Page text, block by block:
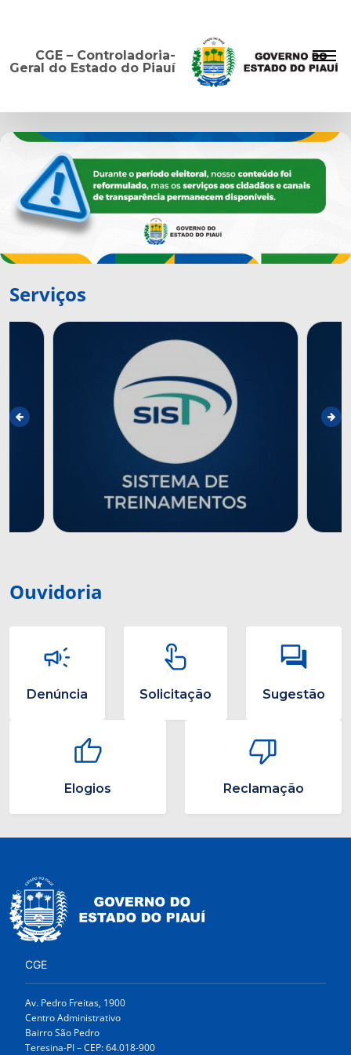
CGE – Controladoria-
Geral do Estado do Piauí
Serviços
Ouvidoria
Denúncia Solicitação Sugestão
Elogios Reclamação
CGE
Av. Pedro Freitas, 1900
Centro Administrativo
Bairro São Pedro
Teresina-PI – CEP: 64.018-900